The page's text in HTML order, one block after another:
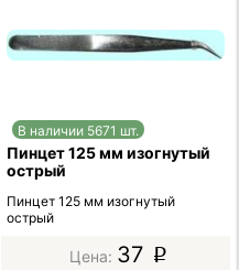
В наличии 5671 шт.
Пинцет 125 мм изогнутый
острый
Пинцет 125 мм изогнутый
острый
37 p